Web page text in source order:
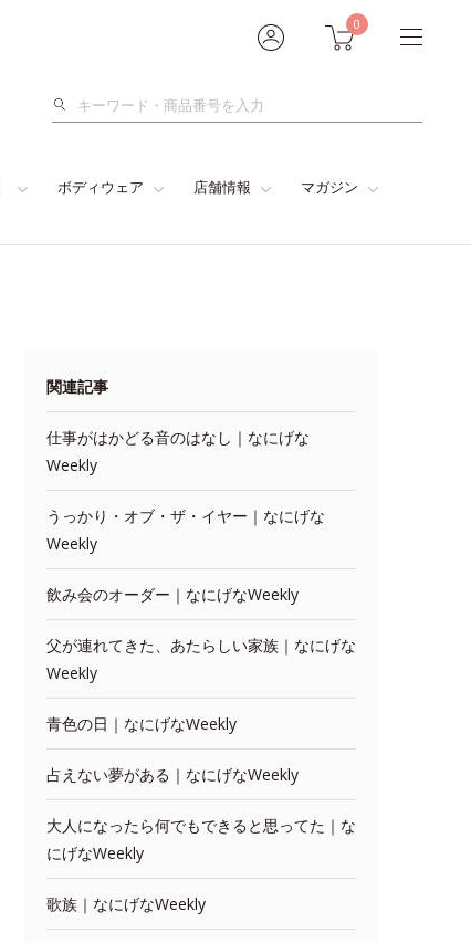
0
検
ボディウェア 店舗情報 マガジン
関連記事
仕事がはかどる音のはなし｜なにげな
Weekly
うっかり・オブ・ザ・イヤー｜なにげな
Weekly
飲み会のオーダー｜なにげなWeekly
父が連れてきた、あたらしい家族｜なにげな
Weekly
青色の日｜なにげなWeekly
占えない夢がある｜なにげなWeekly
大人になったら何でもできると思ってた｜な
にげなWeekly
歌族｜なにげなWeekly